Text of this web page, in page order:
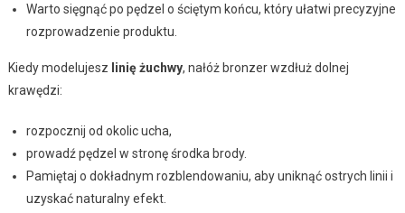
Warto sięgnąć po pędzel o ściętym końcu, który ułatwi precyzyjne
rozprowadzenie produktu.
Kiedy modelujesz linię żuchwy, nałóż bronzer wzdłuż dolnej
krawędzi:
rozpocznij od okolic ucha,
prowadź pędzel w stronę środka brody.
Pamiętaj o dokładnym rozblendowaniu, aby uniknąć ostrych linii i
uzyskać naturalny efekt.